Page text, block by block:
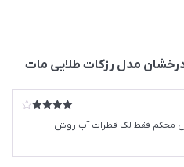
مدل رزکات طلایی مات
از 5
محکم فقط لک قطرات آب روش